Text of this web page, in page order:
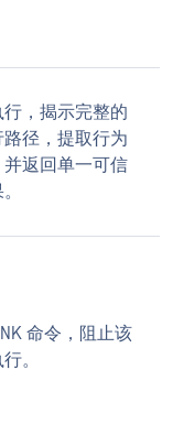
，揭示完整的
径，提取行为
返回单一可信
命令，阻止该
。